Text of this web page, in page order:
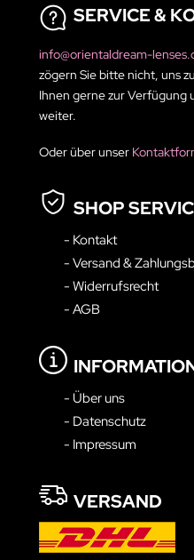
SERVICE &
info@orientaldream-
zögern Sie bitte nicht, uns
Ihnen gerne zur Verfügung
weiter.
Oder über unser
SHOP
- Kontakt
- Versand &
- Widerrufsrecht
- AGB
- Über uns
- Datenschutz
- Impressum
VERSAND